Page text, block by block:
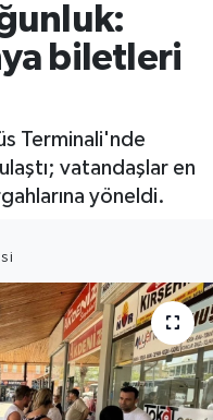
biletleri
Terminali'nde
vatandaşlar en
yöneldi.